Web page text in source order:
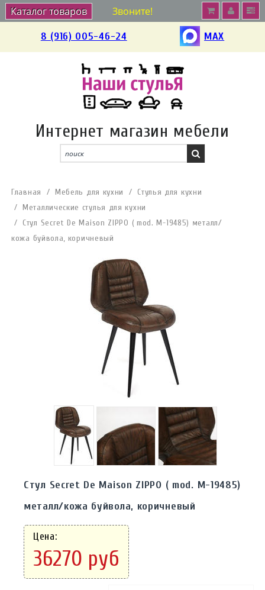
Звоните!
8 (916) 005-46-24 MAX
Интернет магазин мебели
Каталог товаров
Главная Мебель для кухни
Стулья для кухни
Металлические стулья для кухни
Стул Secret De Maison ZIPPO ( mod. M-19485) металл/
кожа буйвола, коричневый
Стул Secret De Maison ZIPPO ( mod. M-19485)
металл/кожа буйвола, коричневый
Цена:
36270 руб